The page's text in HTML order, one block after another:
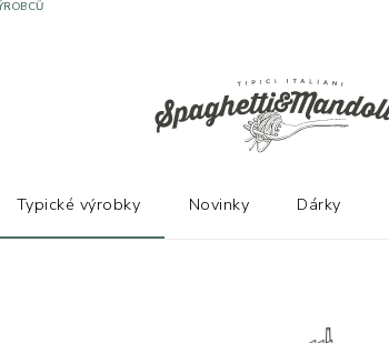
Typické výrobky Novinky Dárky